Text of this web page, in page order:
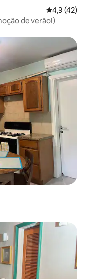
4,9 de uma
4,9 (42)
de verão!)